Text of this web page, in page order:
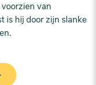
van
is hij door zijn slanke